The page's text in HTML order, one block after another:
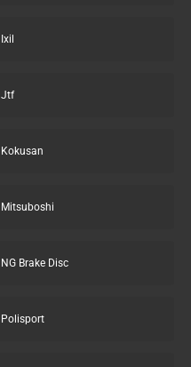
Ixil
Jtf
Kokusan
Mitsuboshi
NG Brake Disc
Polisport